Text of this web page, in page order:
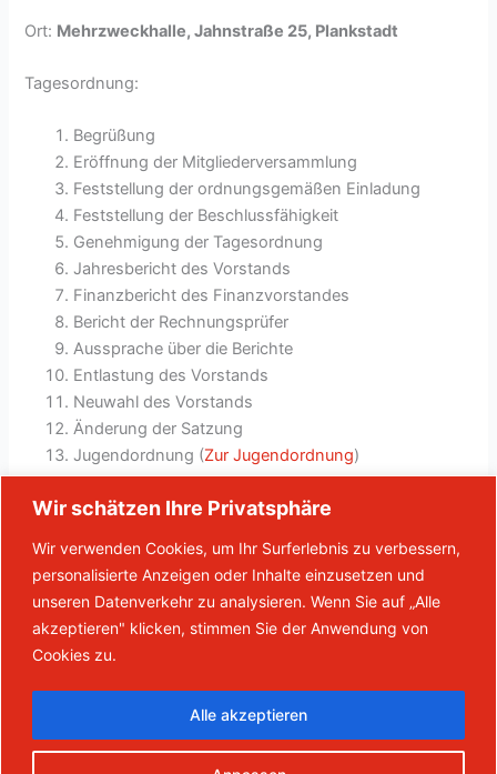
Wir schätzen Ihre Privatsphäre
Wir verwenden Cookies, um Ihr Surferlebnis zu verbessern,
personalisierte Anzeigen oder Inhalte einzusetzen und
unseren Datenverkehr zu analysieren. Wenn Sie auf „Alle
akzeptieren" klicken, stimmen Sie der Anwendung von
Cookies zu.
Alle akzeptieren
Ort: Mehrzweckhalle, Jahnstraße 25, Plankstadt
Tagesordnung:
Begrüßung
Eröffnung der Mitgliederversammlung
Feststellung der ordnungsgemäßen Einladung
Feststellung der Beschlussfähigkeit
Genehmigung der Tagesordnung
Jahresbericht des Vorstands
Finanzbericht des Finanzvorstandes
Bericht der Rechnungsprüfer
Aussprache über die Berichte
Entlastung des Vorstands
Neuwahl des Vorstands
Änderung der Satzung
Jugendordnung (Zur Jugendordnung)
Bestätigung der Jugendvertreter
Leitbild (Zum Leitbild)
Schlusswort des Vorsitzenden
Vorheriger Beitrag